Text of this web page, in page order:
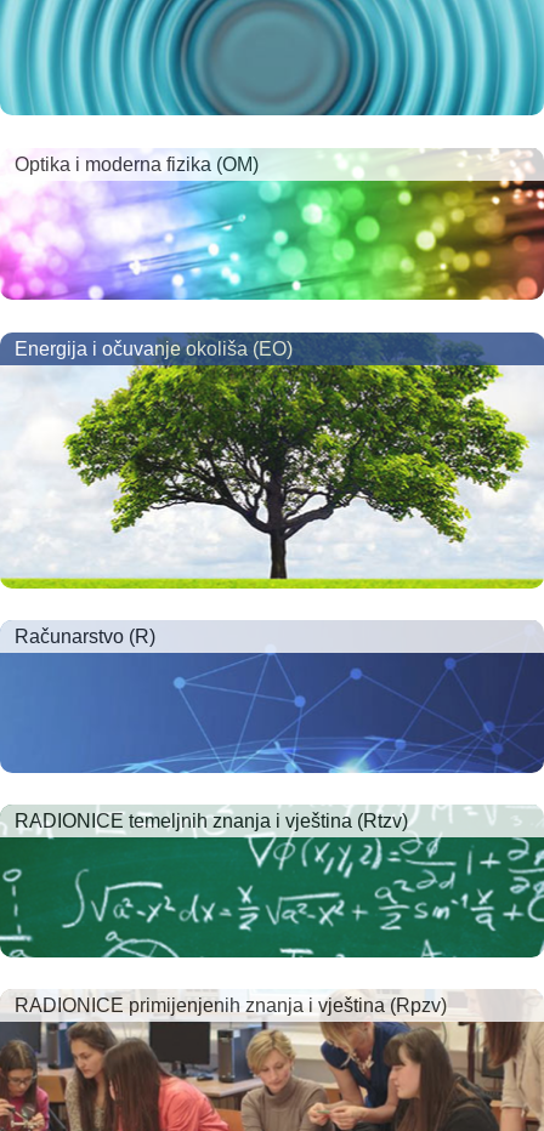
Optika i moderna fizika (OM)
Energija i očuvanje okoliša (EO)
Računarstvo (R)
RADIONICE temeljnih znanja i vještina (Rtzv)
RADIONICE primijenjenih znanja i vještina (Rpzv)